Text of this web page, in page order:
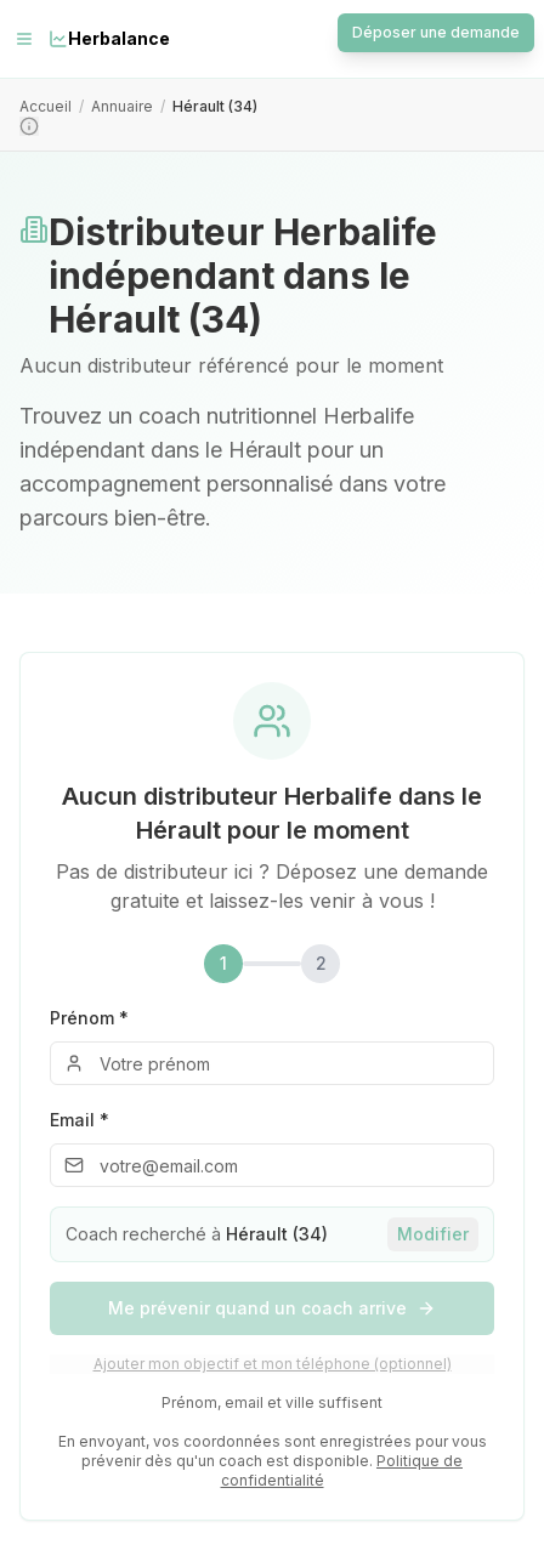
Herbalance Déposer une demande
Accueil / Annuaire / Hérault (34)
Distributeur Herbalife
indépendant dans le
Hérault (34)
Aucun distributeur référencé pour le moment
Trouvez un coach nutritionnel Herbalife
indépendant dans le Hérault pour un
accompagnement personnalisé dans votre
parcours bien-être.
Aucun distributeur Herbalife dans le
Héraultpour le moment
Pas de distributeur ici ? Déposez une demande
gratuite et laissez-les venir à vous !
1 2
Prénom *
Email *
Coach recherché à Hérault (34) Modifier
Me prévenir quand un coach arrive
Ajouter mon objectif et mon téléphone (optionnel)
Prénom, email et ville suffisent
En envoyant, vos coordonnées sont enregistrées pour vous
prévenir dès qu'un coach est disponible. Politique de
confidentialité